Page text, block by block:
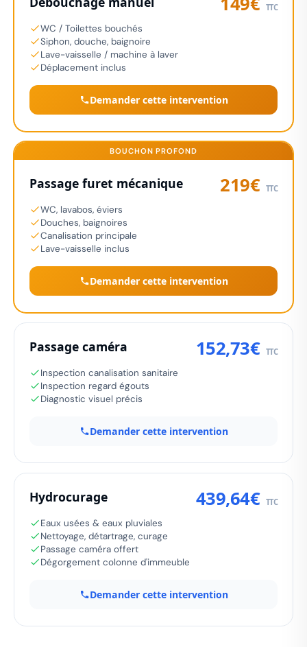
TTC
WC / Toilettes bouchés
Siphon, douche, baignoire
Lave-vaisselle / machine à laver
Déplacement inclus
Demander cette intervention
BOUCHON PROFOND
Passage furet mécanique 219€ TTC
WC, lavabos, éviers
Douches, baignoires
Canalisation principale
Lave-vaisselle inclus
Demander cette intervention
Passage caméra 152,73€ TTC
Inspection canalisation sanitaire
Inspection regard égouts
Diagnostic visuel précis
Demander cette intervention
Hydrocurage 439,64€ TTC
Eaux usées & eaux pluviales
Nettoyage, détartrage, curage
Passage caméra offert
Dégorgement colonne d'immeuble
Demander cette intervention